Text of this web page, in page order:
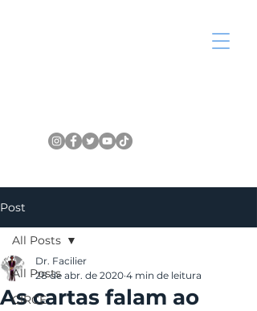
Post
All Posts
CIRCE
All Posts
As cartas falam ao
Dr. Facilier
28 de abr. de 2020 4 min de leitura